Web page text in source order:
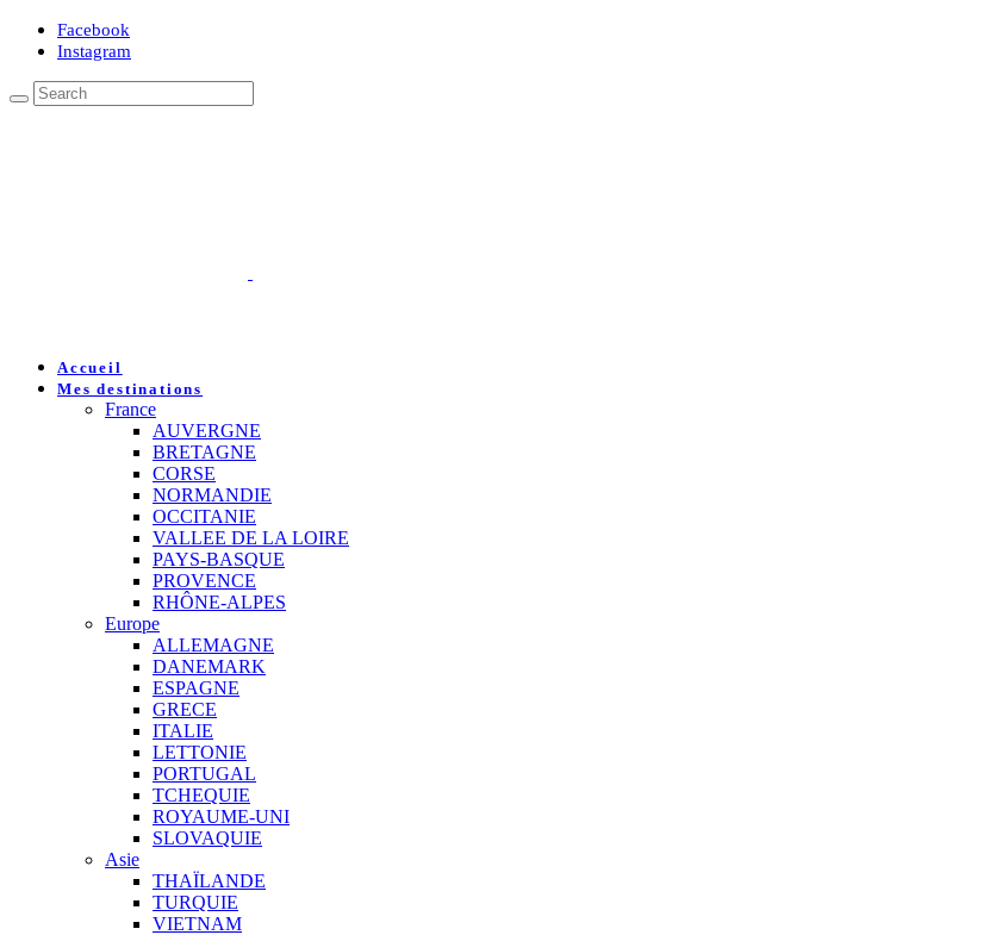
Facebook
Instagram
Accueil
Mes destinations
France
AUVERGNE
BRETAGNE
CORSE
NORMANDIE
OCCITANIE
VALLEE DE LA LOIRE
PAYS-BASQUE
PROVENCE
RHÔNE-ALPES
Europe
ALLEMAGNE
DANEMARK
ESPAGNE
GRECE
ITALIE
LETTONIE
PORTUGAL
TCHEQUIE
ROYAUME-UNI
SLOVAQUIE
Asie
THAÏLANDE
TURQUIE
VIETNAM